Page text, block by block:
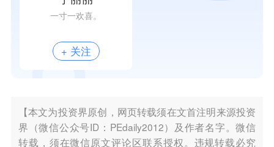
一寸一欢喜。
+ 关注
【本文为投资界原创，网页转载须在文首注明来源投资
界（微信公众号ID：PEdaily2012）及作者名字。微信
转载，须在微信原文评论区联系授权。违规转载必究